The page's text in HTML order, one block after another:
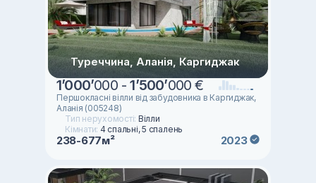
Туреччина, Аланія, Каргиджак
1’000’000 -1’500’000 €
Першокласні вілли від забудовника в Каргиджак,
Аланія (005248)
Тип нерухомості: Вілли
Кімнати: 4 спальні, 5 спалень
238-677м² 2023